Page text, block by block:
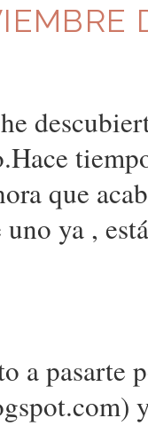
que
ya ,
a pasarte